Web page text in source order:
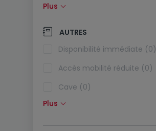
Panneaux solaires (0)
Pompe à chaleur (0)
Climatisation (0)
Fibre optique (0)
Plus
AUTRES
Disponibilité immédiate (0)
Accès mobilité réduite (0)
Cave (0)
Grenier (0)
Ascenseur (0)
Plus